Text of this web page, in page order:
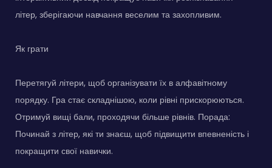
літер, зберігаючи навчання веселим та захопливим.
Як грати
Перетягуй літери, щоб організувати їх в алфавітному
порядку. Гра стає складнішою, коли рівні прискорюються.
Отримуй вищі бали, проходячи більше рівнів. Порада:
Починай з літер, які ти знаєш, щоб підвищити впевненість і
покращити свої навички.